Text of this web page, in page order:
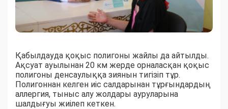
Қабылдауда қоқыс полигоны жайлы да айтылды.
Ақсуат ауылынан 20 км жерде орналасқан қоқыс
полигоны денсаулыққа зиянын тигізіп тұр.
Полигоннан келген иіс салдарынан тұрғындардың
аллергия, тыныс алу жолдары ауруларына
шалдығуы жиілеп кеткен.